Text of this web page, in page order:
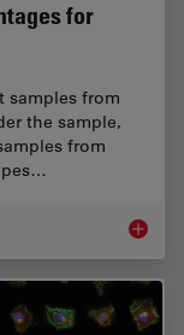
for
samples from
the sample,
from
Five